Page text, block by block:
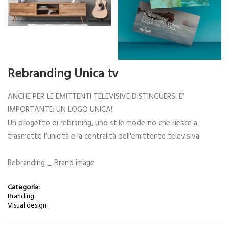
Rebranding Unica tv
ANCHE PER LE EMITTENTI TELEVISIVE DISTINGUERSI E’
IMPORTANTE: UN LOGO UNICA!
Un progetto di rebraning, uno stile moderno che riesce a
trasmette l’unicità e la centralità dell'emittente televisiva.
Rebranding _ Brand image
Categoria:
Branding
Visual design